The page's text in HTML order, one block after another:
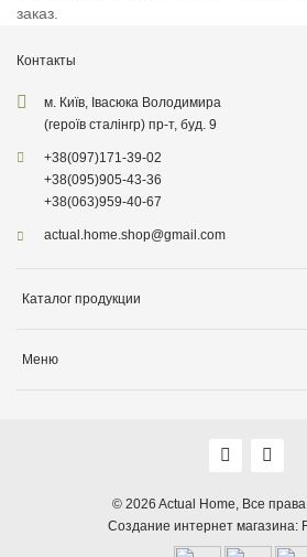
заказ.
Контакты
м. Київ, Івасюка Володимира
(героїв сталінгр) пр-т, буд. 9
+38(097)171-39-02
+38(095)905-43-36
+38(063)959-40-67
actual.home.shop@gmail.com
Каталог продукции
Декор для дома
Меню
Оплата, доставка
Гарантия, возврат, обмен
© 2026 Actual Home, Все
Создание интернет магазина: